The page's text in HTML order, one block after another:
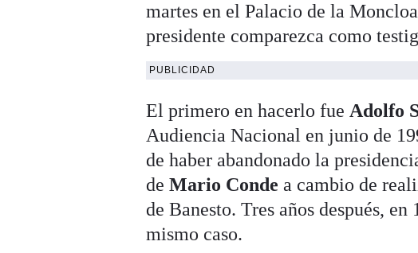
martes en el Palacio de la
presidente comparezca como
PUBLICIDAD
El primero en hacerlo fue Adolfo
Audiencia Nacional en junio de
de haber abandonado la
deMario Conde a cambio de
de Banesto. Tres años después,
mismo caso.